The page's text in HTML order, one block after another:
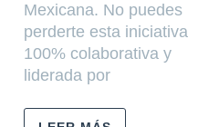
Mexicana. No puedes
perderte esta iniciativa
100% colaborativa y
liderada por